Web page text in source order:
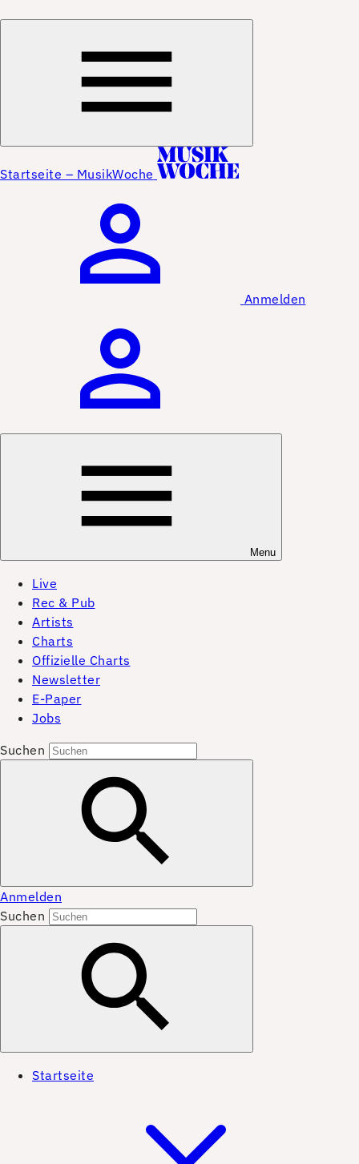
Startseite – MusikWoche
Anmelden
Menu
Live
Rec & Pub
Artists
Charts
Offizielle Charts
Newsletter
E-Paper
Jobs
Suchen
Anmelden
Suchen
Startseite